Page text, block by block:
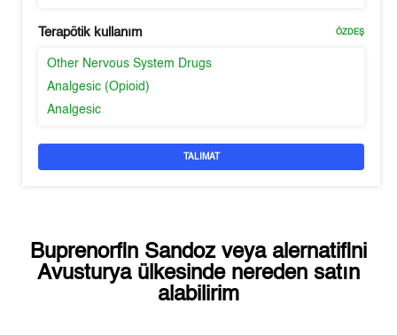
Terapötik kullanım ÖZDEŞ
Other Nervous System Drugs
Analgesic (Opioid)
Analgesic
TALIMAT
Buprenorfin Sandozveya alernatifini
Avusturyaülkesinde nereden satın
alabilirim